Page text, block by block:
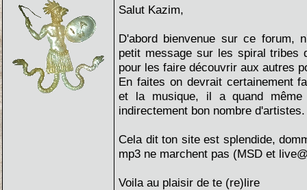
Salut Kazim,
D'abord bienvenue sur ce forum,
petit message sur les spiral tribes
pour les faire découvrir aux autres
En faites on devrait certainement
et la musique, il a quand même
indirectement bon nombre d'artistes.
Cela dit ton site est splendide,
mp3 ne marchent pas (MSD et
Voila au plaisir de te (re)lire